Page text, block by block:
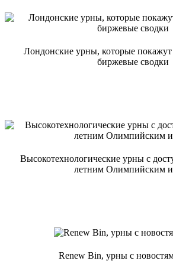
Лондонские урны, которые покажут
биржевые сводки
Высокотехнологические урны с
летним Олимпийским
Renew Bin, урны с